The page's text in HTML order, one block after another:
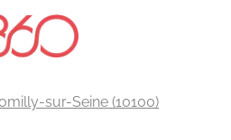
sur-Seine (10100)